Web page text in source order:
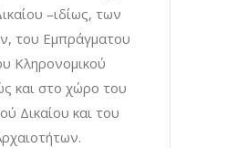
–ιδίως, των
του Εμπράγματου
Κληρονομικού
και στο χώρο του
Δικαίου και του